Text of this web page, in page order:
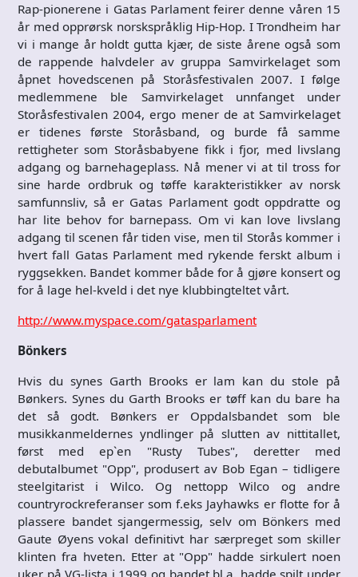
Rap-pionerene i Gatas Parlament feirer denne våren 15
år med opprørsk norskspråklig Hip-Hop. I Trondheim har
vi i mange år holdt gutta kjær, de siste årene også som
de rappende halvdeler av gruppa Samvirkelaget som
åpnet hovedscenen på Storåsfestivalen 2007. I følge
medlemmene ble Samvirkelaget unnfanget under
Storåsfestivalen 2004, ergo mener de at Samvirkelaget
er tidenes første Storåsband, og burde få samme
rettigheter som Storåsbabyene fikk i fjor, med livslang
adgang og barnehageplass. Nå mener vi at til tross for
sine harde ordbruk og tøffe karakteristikker av norsk
samfunnsliv, så er Gatas Parlament godt oppdratte og
har lite behov for barnepass. Om vi kan love livslang
adgang til scenen får tiden vise, men til Storås kommer i
hvert fall Gatas Parlament med rykende ferskt album i
ryggsekken. Bandet kommer både for å gjøre konsert og
for å lage hel-kveld i det nye klubbingteltet vårt.
http://www.myspace.com/gatasparlament
Bönkers
Hvis du synes Garth Brooks er lam kan du stole på
Bønkers. Synes du Garth Brooks er tøff kan du bare ha
det så godt. Bønkers er Oppdalsbandet som ble
musikkanmeldernes yndlinger på slutten av nittitallet,
først med ep`en "Rusty Tubes", deretter med
debutalbumet "Opp", produsert av Bob Egan – tidligere
steelgitarist i Wilco. Og nettopp Wilco og andre
countryrockreferanser som f.eks Jayhawks er flotte for å
plassere bandet sjangermessig, selv om Bönkers med
Gaute Øyens vokal definitivt har særpreget som skiller
klinten fra hveten. Etter at "Opp" hadde sirkulert noen